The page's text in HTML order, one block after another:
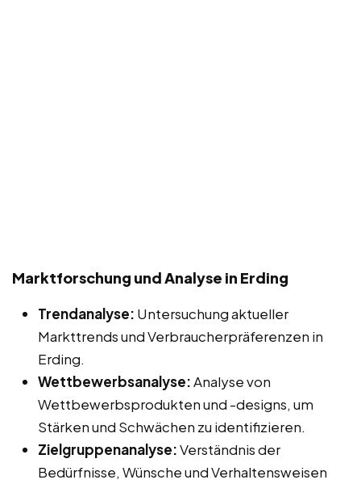
Marktforschung und Analyse in Erding
Trendanalyse: Untersuchung aktueller
Markttrends und Verbraucherpräferenzen in
Erding.
Wettbewerbsanalyse:Analyse von
Wettbewerbsprodukten und -designs, um
Stärken und Schwächen zu identifizieren.
Zielgruppenanalyse:Verständnis der
Bedürfnisse, Wünsche und Verhaltensweisen